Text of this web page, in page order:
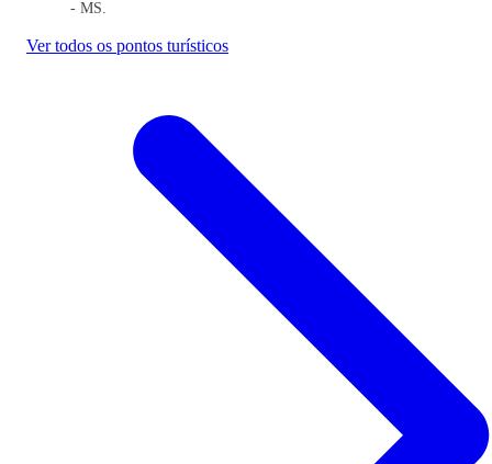
- MS.
Ver todos os pontos turísticos